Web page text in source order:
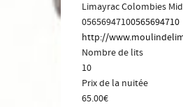
LimayracColombies
05656947100565694710
http://
Nombre de lits
10
Prix de la nuitée
65.00€